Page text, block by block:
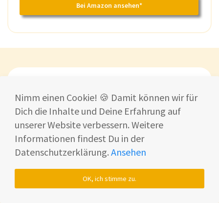
Bei Amazon ansehen*
Weitere Produktangebote am Black
Friday in der Übersicht
Black Friday ist der Tag der Schnäppchen.
Kaum ein Händler macht bei der
Rabattschlacht nicht mit.
Nimm einen Cookie! 🍪 Damit können wir für
Dich die Inhalte und Deine Erfahrung auf
unserer Website verbessern. Weitere
Informationen findest Du in der
Datenschutzerklärung. Ansehen
OK, ich stimme zu.